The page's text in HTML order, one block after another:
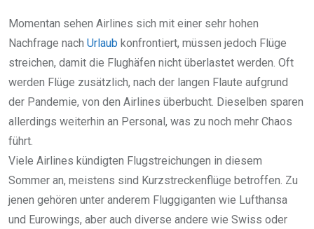
Momentan sehen Airlines sich mit einer sehr hohen
Nachfrage nach Urlaub konfrontiert, müssen jedoch Flüge
streichen, damit die Flughäfen nicht überlastet werden. Oft
werden Flüge zusätzlich, nach der langen Flaute aufgrund
der Pandemie, von den Airlines überbucht. Dieselben sparen
allerdings weiterhin an Personal, was zu noch mehr Chaos
führt.
Viele Airlines kündigten Flugstreichungen in diesem
Sommer an, meistens sind Kurzstreckenflüge betroffen. Zu
jenen gehören unter anderem Fluggiganten wie Lufthansa
und Eurowings, aber auch diverse andere wie Swiss oder